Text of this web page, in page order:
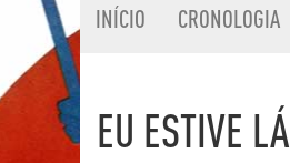
INÍCIO CRONOLOGIA
EU ESTIVE LÁ